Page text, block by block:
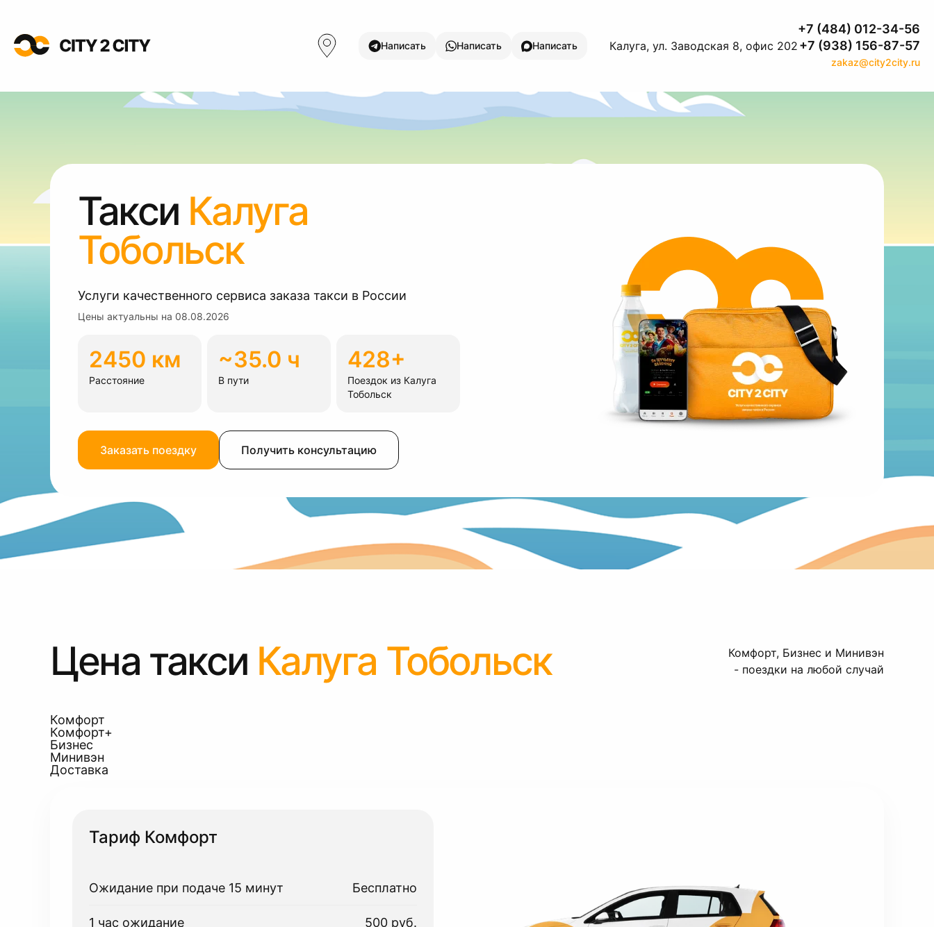
Написать Написать Написать Калуга, ул. Заводская 8, офис 202
+7 (484) 012-34-56
+7 (938) 156-87-57
zakaz@city2city.ru
Такси Калуга
Тобольск
Услуги качественного сервиса заказа такси в России
Цены актуальны на 08.08.2026
2450 км
Расстояние
~35.0 ч
В пути
428+
Поездок из Калуга
Тобольск
Заказать поездку Получить консультацию
Цена такси Калуга Тобольск
Комфорт, Бизнес и Минивэн
- поездки на любой случай
Комфорт
Комфорт+
Бизнес
Минивэн
Доставка
Тариф Комфорт
Ожидание при подаче 15 минут Бесплатно
1 час ожидание 500 руб.